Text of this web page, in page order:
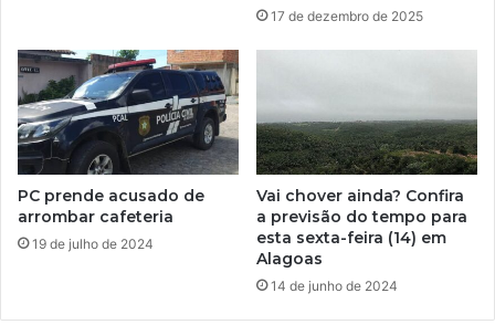
17 de dezembro de 2025
PC prende acusado de
arrombar cafeteria
19 de julho de 2024
Vai chover ainda? Confira
a previsão do tempo para
esta sexta-feira (14) em
Alagoas
14 de junho de 2024